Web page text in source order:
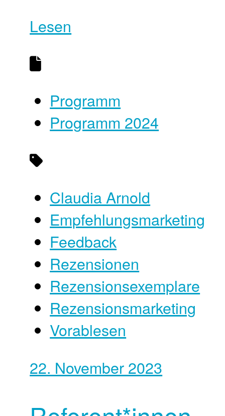
Lesen
Programm
Programm 2024
Claudia Arnold
Empfehlungsmarketing
Feedback
Rezensionen
Rezensionsexemplare
Rezensionsmarketing
Vorablesen
22. November 2023